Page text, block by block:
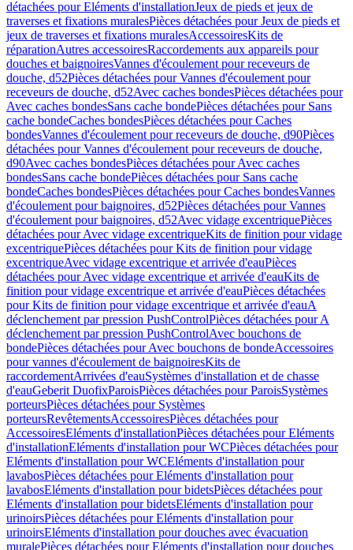
détachées pour Eléments d'installationJeux de pieds et jeux de
traverses et fixations muralesPièces détachées pour Jeux de pieds et
jeux de traverses et fixations muralesAccessoiresKits de
réparationAutres accessoiresRaccordements aux appareils pour
douches et baignoiresVannes d'écoulement pour receveurs de
douche, d52Pièces détachées pour Vannes d'écoulement pour
receveurs de douche, d52Avec caches bondesPièces détachées pour
Avec caches bondesSans cache bondePièces détachées pour Sans
cache bondeCaches bondesPièces détachées pour Caches
bondesVannes d'écoulement pour receveurs de douche, d90Pièces
détachées pour Vannes d'écoulement pour receveurs de douche,
d90Avec caches bondesPièces détachées pour Avec caches
bondesSans cache bondePièces détachées pour Sans cache
bondeCaches bondesPièces détachées pour Caches bondesVannes
d'écoulement pour baignoires, d52Pièces détachées pour Vannes
d'écoulement pour baignoires, d52Avec vidage excentriquePièces
détachées pour Avec vidage excentriqueKits de finition pour vidage
excentriquePièces détachées pour Kits de finition pour vidage
excentriqueAvec vidage excentrique et arrivée d'eauPièces
détachées pour Avec vidage excentrique et arrivée d'eauKits de
finition pour vidage excentrique et arrivée d'eauPièces détachées
pour Kits de finition pour vidage excentrique et arrivée d'eauA
déclenchement par pression PushControlPièces détachées pour A
déclenchement par pression PushControlAvec bouchons de
bondePièces détachées pour Avec bouchons de bondeAccessoires
pour vannes d'écoulement de baignoiresKits de
raccordementArrivées d'eauSystèmes d'installation et de chasse
d'eauGeberit DuofixParoisPièces détachées pour ParoisSystèmes
porteursPièces détachées pour Systèmes
porteursRevêtementsAccessoiresPièces détachées pour
AccessoiresEléments d'installationPièces détachées pour Eléments
d'installationEléments d'installation pour WCPièces détachées pour
Eléments d'installation pour WCEléments d'installation pour
lavabosPièces détachées pour Eléments d'installation pour
lavabosEléments d'installation pour bidetsPièces détachées pour
Eléments d'installation pour bidetsEléments d'installation pour
urinoirsPièces détachées pour Eléments d'installation pour
urinoirsEléments d'installation pour douches avec évacuation
muralePièces détachées pour Eléments d'installation pour douches